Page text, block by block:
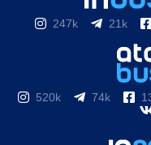
247k 21k
520k 74k